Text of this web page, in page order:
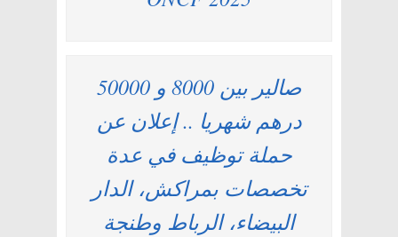
صالير بين 8000 و 50000
درهم شهريا .. إعلان عن
حملة توظيف في عدة
تخصصات بمراكش، الدار
البيضاء، الرباط وطنجة